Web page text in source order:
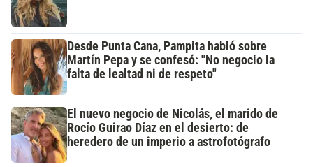
Desde Punta Cana, Pampita habló sobre
Martín Pepa y se confesó: "No negocio la
falta de lealtad ni de respeto"
El nuevo negocio de Nicolás, el marido de
Rocío Guirao Díaz en el desierto: de
heredero de un imperio a astrofotógrafo